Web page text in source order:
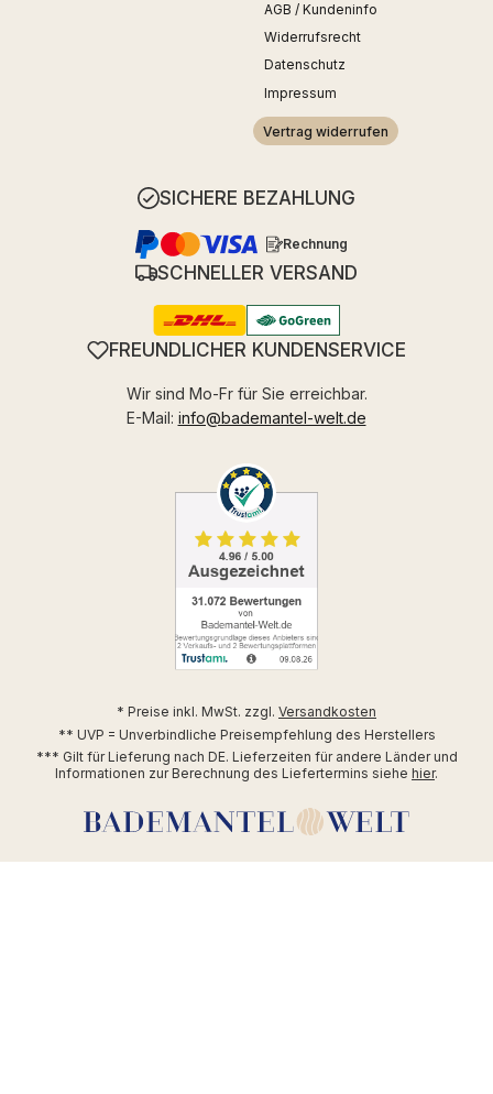
AGB / Kundeninfo
Widerrufsrecht
Datenschutz
Impressum
Vertrag widerrufen
SICHERE BEZAHLUNG
Rechnung
SCHNELLER VERSAND
FREUNDLICHER KUNDENSERVICE
Wir sind Mo-Fr für Sie erreichbar.
E-Mail: info@bademantel-welt.de
* Preise inkl. MwSt. zzgl. Versandkosten
** UVP = Unverbindliche Preisempfehlung des Herstellers
*** Gilt für Lieferung nach DE. Lieferzeiten für andere Länder und
Informationen zur Berechnung des Liefertermins siehe hier.